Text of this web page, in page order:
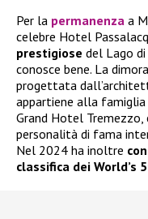
Per la permanenza a
celebre Hotel
prestigiose del Lago di
conosce bene. La
progettata
appartiene alla famiglia
Grand Hotel
personalità di fama
Nel 2024 ha inoltre
classifica dei World’s